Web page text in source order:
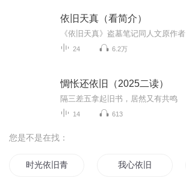
依旧天真（看简介）
24 6.2万
惆怅还依旧（2025二读）
隔三差五拿起旧书，居然又有共鸣
14 613
您是不是在找：
时光依旧青春已不再 我心依旧